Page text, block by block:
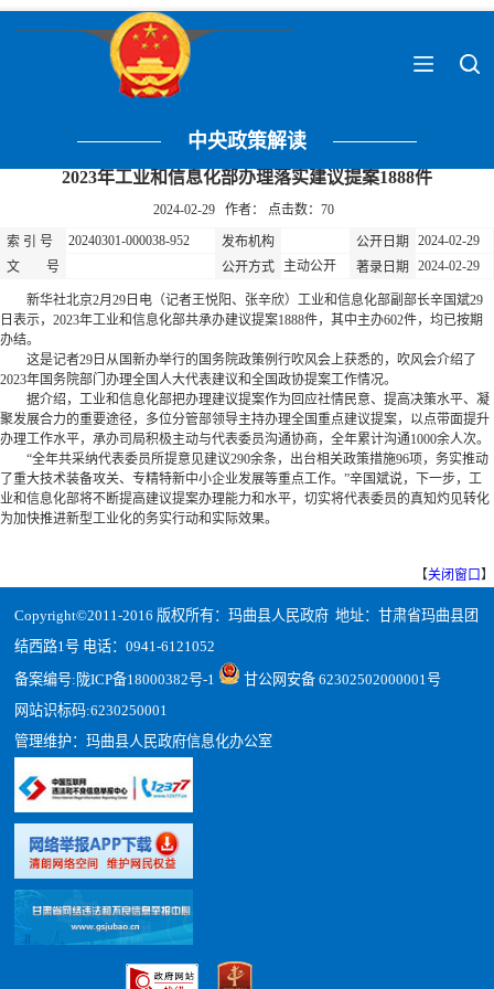
中央政策解读
2023年工业和信息化部办理落实建议提案1888件
2024-02-29 作者： 点击数： 70
索 引 号 20240301-000038-952 发布机构 公开日期
2024-02-29
文 号
公开方式 主动公开 著录日期 2024-02-29
新华社北京2月29日电（记者王悦阳、张辛欣）工业和信息化部副部长辛国斌29
日表示，2023年工业和信息化部共承办建议提案1888件，其中主办602件，均已按期
办结。
这是记者29日从国新办举行的国务院政策例行吹风会上获悉的，吹风会介绍了
2023年国务院部门办理全国人大代表建议和全国政协提案工作情况。
据介绍，工业和信息化部把办理建议提案作为回应社情民意、提高决策水平、凝
聚发展合力的重要途径，多位分管部领导主持办理全国重点建议提案，以点带面提升
办理工作水平，承办司局积极主动与代表委员沟通协商，全年累计沟通1000余人次。
“全年共采纳代表委员所提意见建议290余条，出台相关政策措施96项，务实推动
了重大技术装备攻关、专精特新中小企业发展等重点工作。”辛国斌说，下一步，工
业和信息化部将不断提高建议提案办理能力和水平，切实将代表委员的真知灼见转化
为加快推进新型工业化的务实行动和实际效果。
【关闭窗口 】
Copyright©2011-2016 版权所有：玛曲县人民政府 地址：甘肃省玛曲县团
结西路1号 电话：0941-6121052
备案编号: 陇ICP备18000382号-1
甘公网安备 62302502000001号
网站识标码:6230250001
管理维护：玛曲县人民政府信息化办公室